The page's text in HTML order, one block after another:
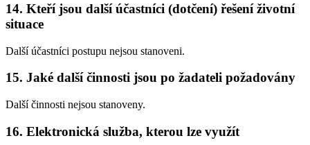
14. Kteří jsou další účastníci (dotčení) řešení životní
situace
Další účastníci postupu nejsou stanoveni.
15. Jaké další činnosti jsou po žadateli požadovány
Další činnosti nejsou stanoveny.
16. Elektronická služba, kterou lze využít